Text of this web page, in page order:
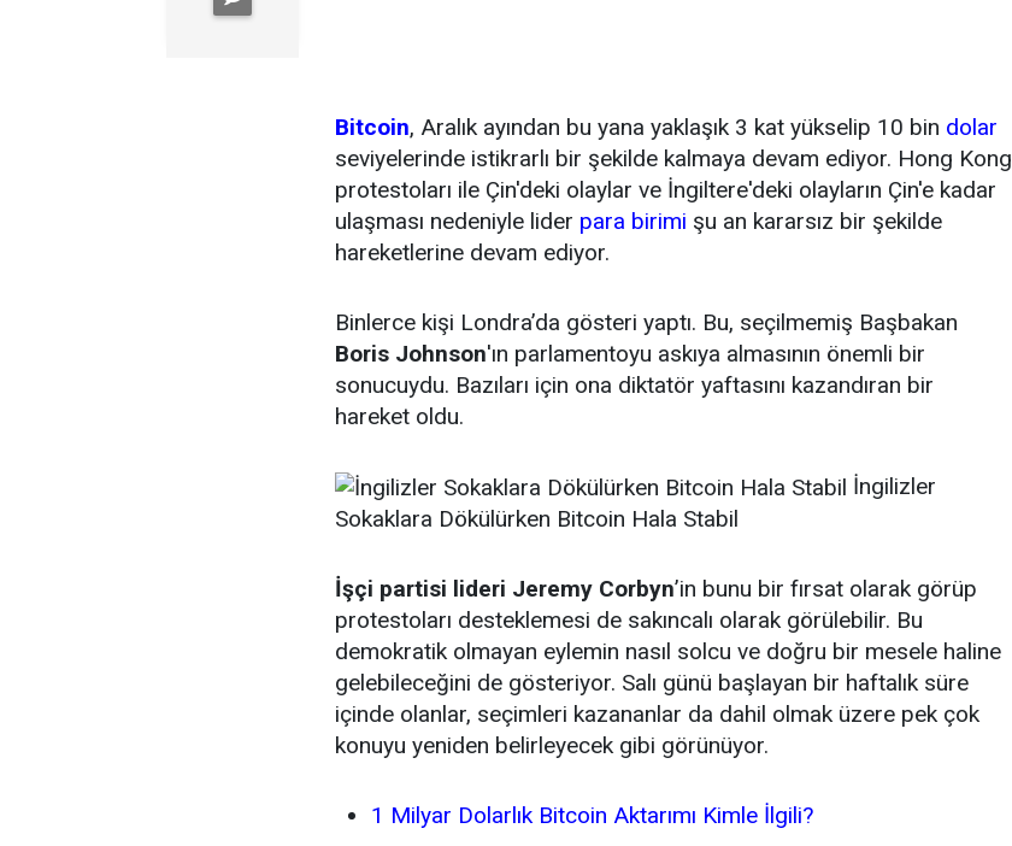
Bitcoin, Aralık ayından bu yana yaklaşık 3 kat yükselip 10 bin dolar
seviyelerinde istikrarlı bir şekilde kalmaya devam ediyor. Hong Kong
protestoları ile Çin'deki olaylar ve İngiltere'deki olayların Çin'e kadar
ulaşması nedeniyle lider para birimi şu an kararsız bir şekilde
hareketlerine devam ediyor.
Binlerce kişi Londra’da gösteri yaptı. Bu, seçilmemiş Başbakan
Boris Johnson'ın parlamentoyu askıya almasının önemli bir
sonucuydu. Bazıları için ona diktatör yaftasını kazandıran bir
hareket oldu.
İngilizler
Sokaklara Dökülürken Bitcoin Hala Stabil
İşçi partisi lideri Jeremy Corbyn’in bunu bir fırsat olarak görüp
protestoları desteklemesi de sakıncalı olarak görülebilir. Bu
demokratik olmayan eylemin nasıl solcu ve doğru bir mesele haline
gelebileceğini de gösteriyor. Salı günü başlayan bir haftalık süre
içinde olanlar, seçimleri kazananlar da dahil olmak üzere pek çok
konuyu yeniden belirleyecek gibi görünüyor.
1 Milyar Dolarlık Bitcoin Aktarımı Kimle İlgili?